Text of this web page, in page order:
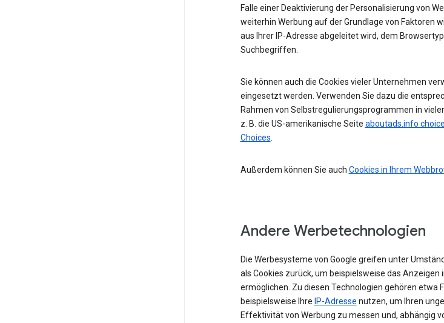
Falle einer Deaktivierung der Personalisierung von
weiterhin Werbung auf der Grundlage von Faktoren
aus Ihrer IP-Adresse abgeleitet wird, dem
Suchbegriffen.
Sie können auch die Cookies vieler Unternehmen
eingesetzt werden. Verwenden Sie dazu die
Rahmen von Selbstregulierungsprogrammen in
z. B. die US-amerikanische Seite aboutads.info
Choices.
Außerdem können Sie auch Cookies in Ihrem
Andere Werbetechnologien
Die Werbesysteme von Google greifen unter
als Cookies zurück, um beispielsweise das
ermöglichen. Zu diesen Technologien gehören etwa
beispielsweise Ihre IP-Adresse nutzen, um Ihren
Effektivität von Werbung zu messen und, abhängig